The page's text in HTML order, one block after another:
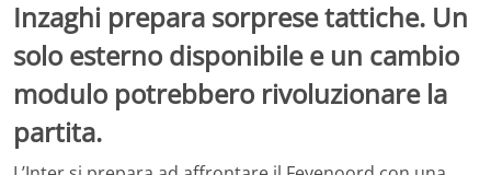
Inzaghi prepara sorprese tattiche. Un
solo esterno disponibile e un cambio
modulo potrebbero rivoluzionare la
partita.